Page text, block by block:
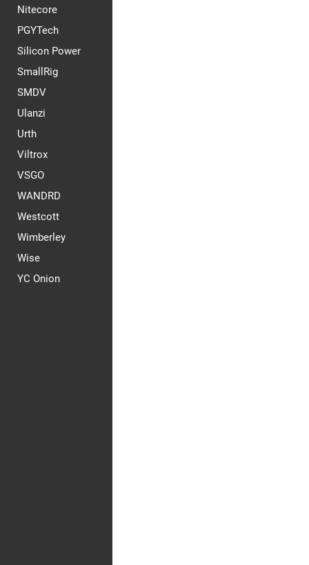
Nitecore
PGYTech
Silicon Power
SmallRig
SMDV
Ulanzi
Urth
Viltrox
VSGO
WANDRD
Westcott
Wimberley
Wise
YC Onion